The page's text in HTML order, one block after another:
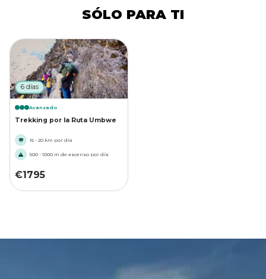
SÓLO PARA TI
6 días
Avanzado
Trekking por la Ruta Umbwe
15 - 20 km por día
500 - 1000 m de ascenso por día
€1795